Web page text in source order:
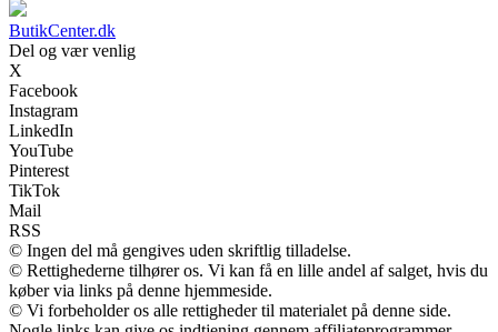
ButikCenter.dk
Del og vær venlig
X
Facebook
Instagram
LinkedIn
YouTube
Pinterest
TikTok
Mail
RSS
© Ingen del må gengives uden skriftlig tilladelse.
© Rettighederne tilhører os. Vi kan få en lille andel af salget, hvis du
køber via links på denne hjemmeside.
© Vi forbeholder os alle rettigheder til materialet på denne side.